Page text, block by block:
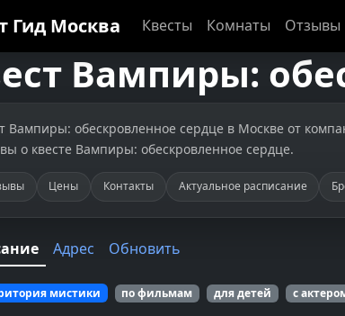
Гид Москва Квесты Комнаты Отзывы
Вампиры:
Вампиры: обескровленное сердце в Москве от
о квесте Вампиры: обескровленное сердце.
Цены Контакты Актуальное расписание
Адрес Обновить
мистики по фильмам для детей с